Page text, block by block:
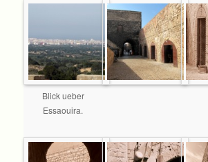
Blick ueber
Essaouira.